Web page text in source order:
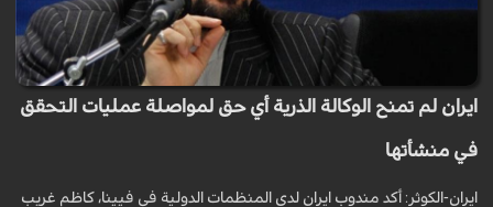
ايران لم تمنح الوكالة الذرية أي حق لمواصلة عمليات التحقق
في منشأتها
ايران-الكوثر: أكد مندوب ايران لدى المنظمات الدولية في فيينا، كاظم غريب